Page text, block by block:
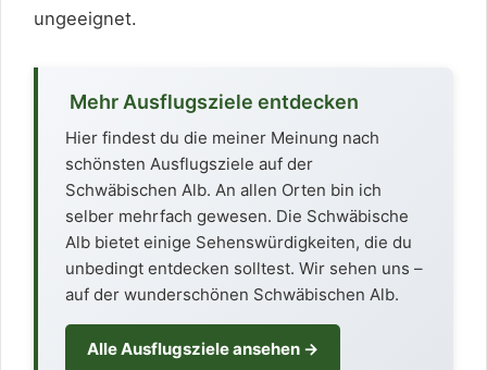
ungeeignet.
️ Mehr Ausflugsziele entdecken
Hier findest du die meiner Meinung nach
schönsten Ausflugsziele auf der
Schwäbischen Alb. An allen Orten bin ich
selber mehrfach gewesen. Die Schwäbische
Alb bietet einige Sehenswürdigkeiten, die du
unbedingt entdecken solltest. Wir sehen uns –
auf der wunderschönen Schwäbischen Alb.
Alle Ausflugsziele ansehen →